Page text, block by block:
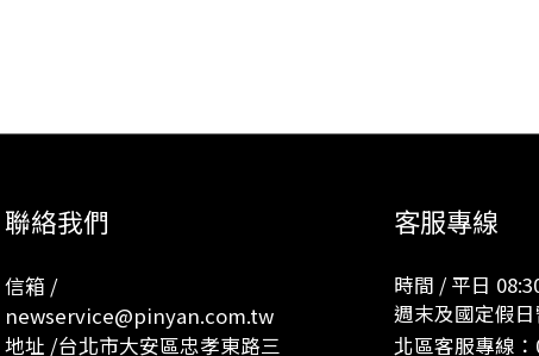
聯絡我們
信箱 /
newservice@pinyan.com.tw
地址 /台北市大安區忠孝東路三
客服專線
時間 / 平日
週末及國定假
北區客服專線：